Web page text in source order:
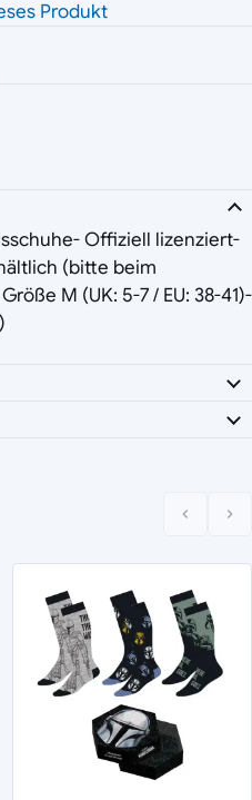
Produkt
Offiziell lizenziert-
(bitte beim
M (UK: 5-7 / EU: 38-41)-